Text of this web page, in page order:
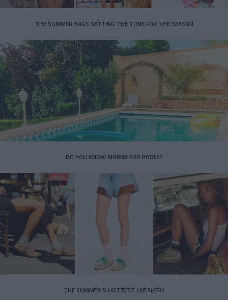
THE SUMMER BAGS SETTING THE TONE FOR THE SEASON
DO YOU KNOW AIRBNB FOR POOLS?
THE SUMMER’S HOTTEST SNEAKERS